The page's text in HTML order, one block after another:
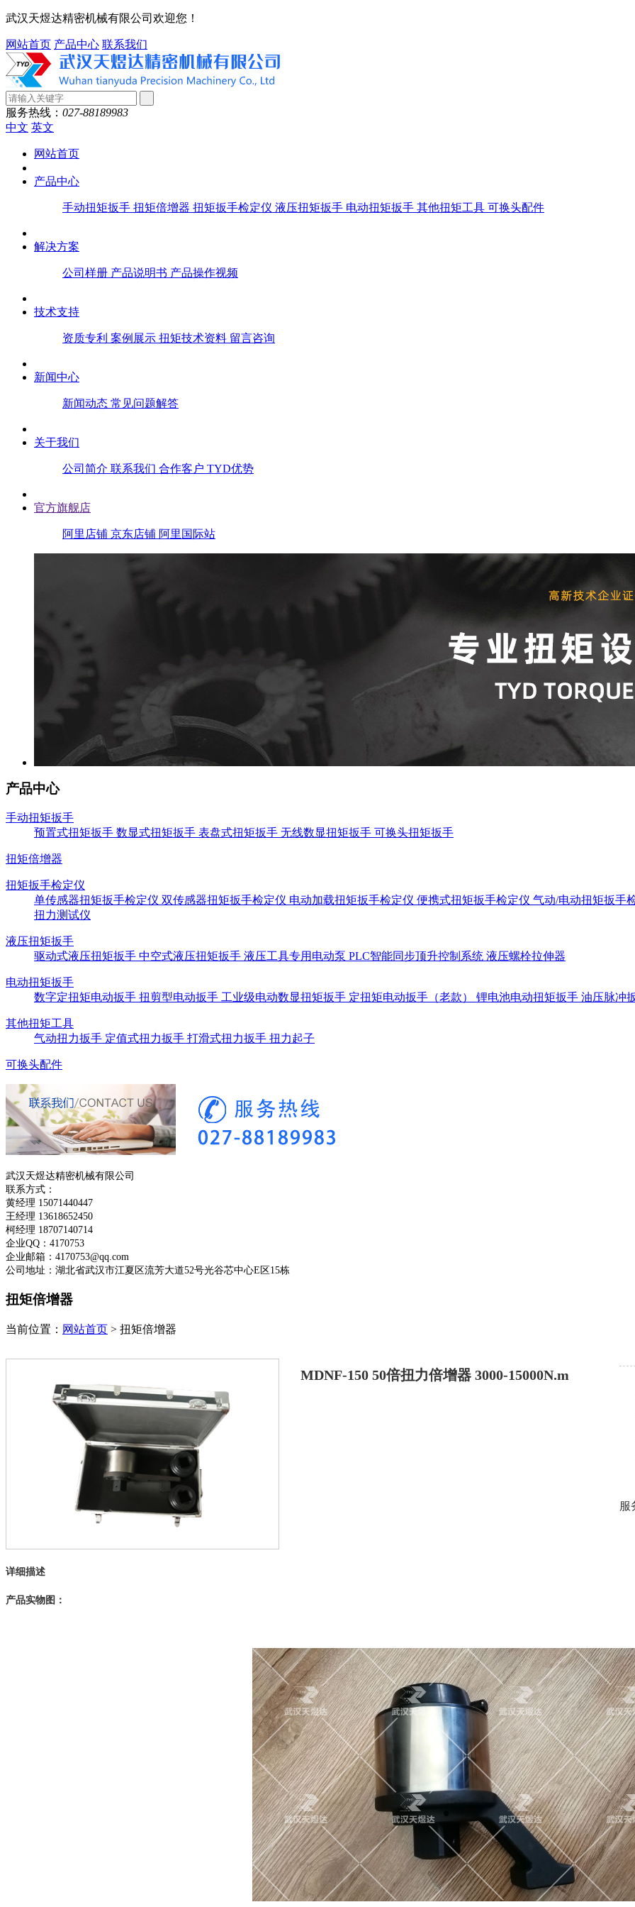
武汉天煜达精密机械有限公司欢迎您！
网站首页 产品中心 联系我们
服务热线： 027-88189983
中文 英文
网站首页
产品中心
手动扭矩扳手 扭矩倍增器 扭矩扳手检定仪 液压扭矩扳手 电动扭矩扳手 其他扭矩工具 可换头配件
解决方案
公司样册 产品说明书 产品操作视频
技术支持
资质专利 案例展示 扭矩技术资料 留言咨询
新闻中心
新闻动态 常见问题解答
关于我们
公司简介 联系我们 合作客户 TYD优势
官方旗舰店
阿里店铺 京东店铺 阿里国际站
产品中心
手动扭矩扳手
预置式扭矩扳手 数显式扭矩扳手 表盘式扭矩扳手 无线数显扭矩扳手 可换头扭矩扳手
扭矩倍增器
扭矩扳手检定仪
单传感器扭矩扳手检定仪 双传感器扭矩扳手检定仪 电动加载扭矩扳手检定仪 便携式扭矩扳手检定仪 气动/电动扭矩扳手
扭力测试仪
液压扭矩扳手
驱动式液压扭矩扳手 中空式液压扭矩扳手 液压工具专用电动泵 PLC智能同步顶升控制系统 液压螺栓拉伸器
电动扭矩扳手
数字定扭矩电动扳手 扭剪型电动扳手 工业级电动数显扭矩扳手 定扭矩电动扳手（老款） 锂电池电动扭矩扳手 油压脉冲
其他扭矩工具
气动扭力扳手 定值式扭力扳手 打滑式扭力扳手 扭力起子
可换头配件
武汉天煜达精密机械有限公司
联系方式：
黄经理 15071440447
王经理 13618652450
柯经理 18707140714
企业QQ：4170753
企业邮箱：4170753@qq.com
公司地址：湖北省武汉市江夏区流芳大道52号光谷芯中心E区15栋
扭矩倍增器
当前位置： 网站首页 > 扭矩倍增器
MDNF-150 50倍扭力倍增器 3000-15000N.m
服
详细描述
产品实物图：